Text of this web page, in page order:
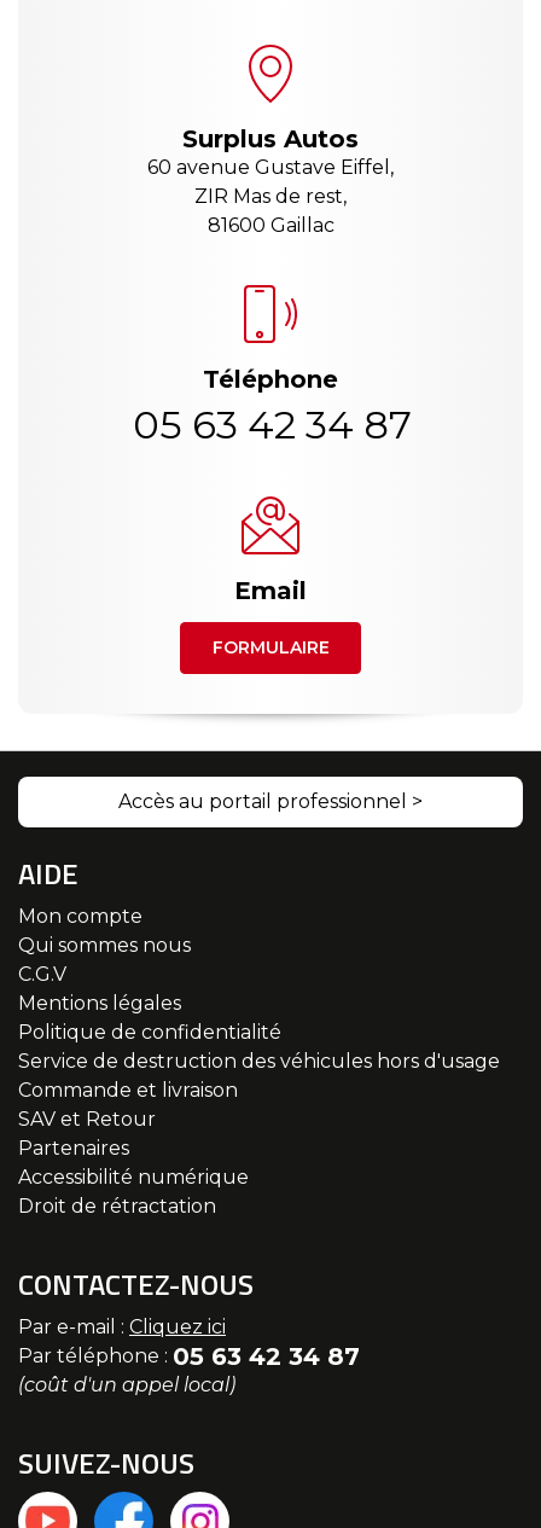
Surplus Autos
60 avenue Gustave Eiffel,
ZIR Mas de rest,
81600 Gaillac
Téléphone
05 63 42 34 87
Email
FORMULAIRE
Accès au portail professionnel >
AIDE
Mon compte
Qui sommes nous
C.G.V
Mentions légales
Politique de confidentialité
Service de destruction des véhicules hors d'usage
Commande et livraison
SAV et Retour
Partenaires
Accessibilité numérique
Droit de rétractation
CONTACTEZ-NOUS
Par e-mail : Cliquez ici
Par téléphone : 05 63 42 34 87
(coût d'un appel local)
SUIVEZ-NOUS